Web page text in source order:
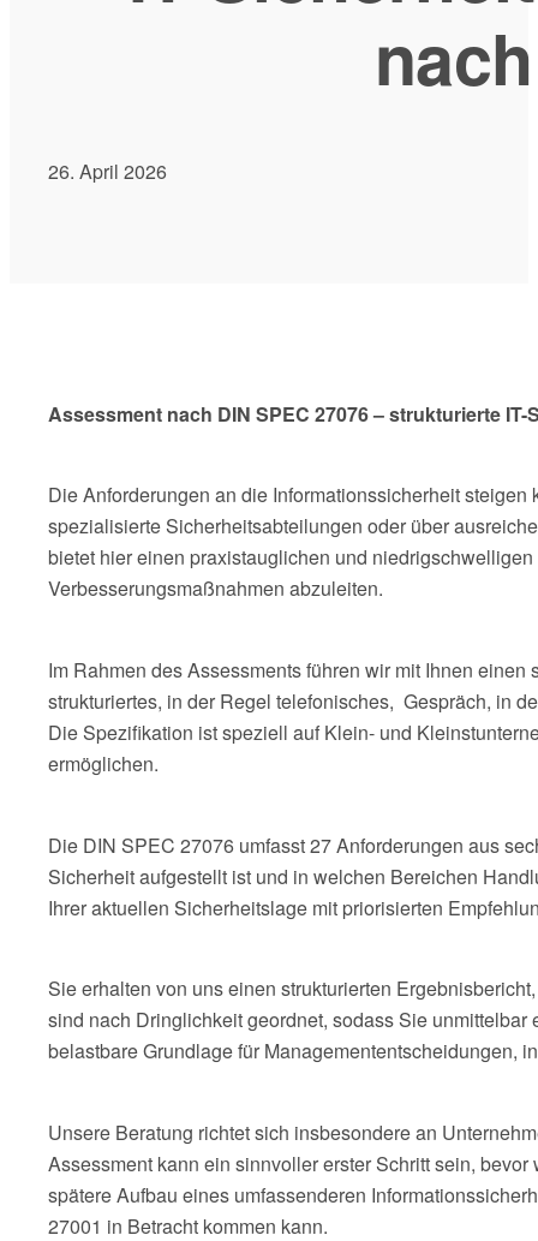
26. April 2026
Assessment nach DIN SPEC 27076 – strukturierte
Die Anforderungen an die Informationssicherheit
spezialisierte Sicherheitsabteilungen oder über
bietet hier einen praxistauglichen und
Verbesserungsmaßnahmen abzuleiten.
Im Rahmen des Assessments führen wir mit Ihnen
strukturiertes, in der Regel telefonisches, Gespräch, in
Die Spezifikation ist speziell auf Klein- und
ermöglichen.
Die DIN SPEC 27076 umfasst 27 Anforderungen aus
Sicherheit aufgestellt ist und in welchen Bereichen
Ihrer aktuellen Sicherheitslage mit priorisierten
Sie erhalten von uns einen strukturierten
sind nach Dringlichkeit geordnet, sodass Sie
belastbare Grundlage für Managemententscheidungen,
Unsere Beratung richtet sich insbesondere an
Assessment kann ein sinnvoller erster Schritt sein,
spätere Aufbau eines umfassenderen
27001 in Betracht kommen kann.